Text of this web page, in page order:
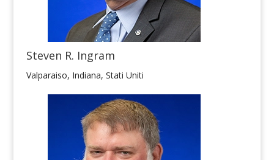
Steven R. Ingram
Valparaiso, Indiana, Stati Uniti